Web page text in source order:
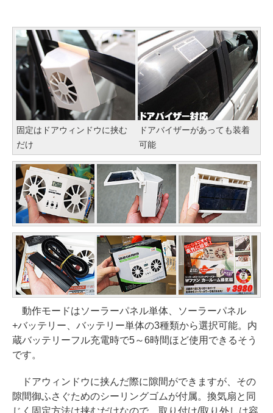
固定はドアウィンドウに挟む
だけ
ドアバイザーがあっても装着
可能
動作モードはソーラーパネル単体、ソーラーパネル
+バッテリー、バッテリー単体の3種類から選択可能。内
蔵バッテリーフル充電時で5～6時間ほど使用できるそう
です。
ドアウィンドウに挟んだ際に隙間ができますが、その
隙間御ふさぐためのシーリングゴムが付属。換気扇と同
じく固定方法は挟むだけなので、取り付け/取り外しは容